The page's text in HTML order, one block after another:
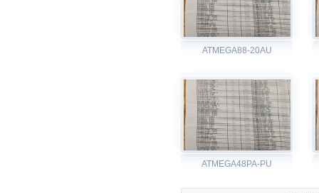
ATMEGA88-20AU
ATMEGA48PA-PU